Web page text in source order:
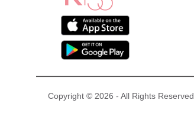
Copyright © 2026 - All Rights Reserved